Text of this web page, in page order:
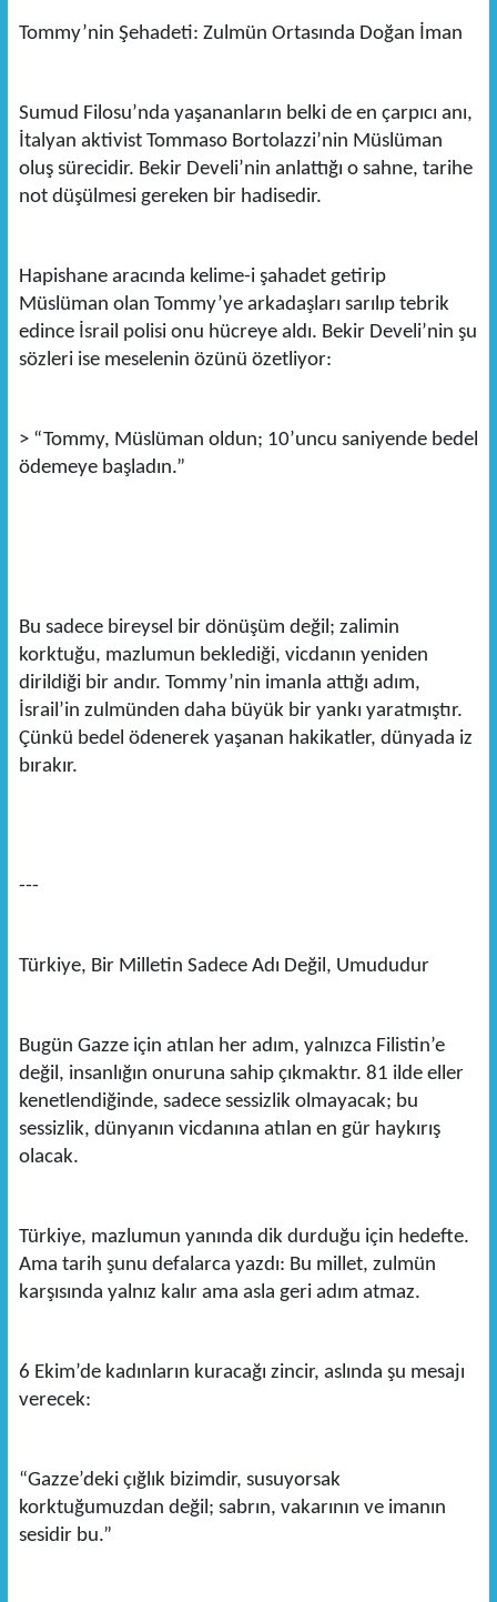
Tommy’nin Şehadeti: Zulmün Ortasında Doğan İman
Sumud Filosu’nda yaşananların belki de en çarpıcı anı,
İtalyan aktivist Tommaso Bortolazzi’nin Müslüman
oluş sürecidir. Bekir Develi’nin anlattığı o sahne, tarihe
not düşülmesi gereken bir hadisedir.
Hapishane aracında kelime-i şahadet getirip
Müslüman olan Tommy’ye arkadaşları sarılıp tebrik
edince İsrail polisi onu hücreye aldı. Bekir Develi’nin şu
sözleri ise meselenin özünü özetliyor:
> “Tommy, Müslüman oldun; 10’uncu saniyende bedel
ödemeye başladın.”
Bu sadece bireysel bir dönüşüm değil; zalimin
korktuğu, mazlumun beklediği, vicdanın yeniden
dirildiği bir andır. Tommy’nin imanla attığı adım,
İsrail’in zulmünden daha büyük bir yankı yaratmıştır.
Çünkü bedel ödenerek yaşanan hakikatler, dünyada iz
bırakır.
---
Türkiye, Bir Milletin Sadece Adı Değil, Umududur
Bugün Gazze için atılan her adım, yalnızca Filistin’e
değil, insanlığın onuruna sahip çıkmaktır. 81 ilde eller
kenetlendiğinde, sadece sessizlik olmayacak; bu
sessizlik, dünyanın vicdanına atılan en gür haykırış
olacak.
Türkiye, mazlumun yanında dik durduğu için hedefte.
Ama tarih şunu defalarca yazdı: Bu millet, zulmün
karşısında yalnız kalır ama asla geri adım atmaz.
6 Ekim’de kadınların kuracağı zincir, aslında şu mesajı
verecek:
“Gazze’deki çığlık bizimdir, susuyorsak
korktuğumuzdan değil; sabrın, vakarının ve imanın
sesidir bu.”